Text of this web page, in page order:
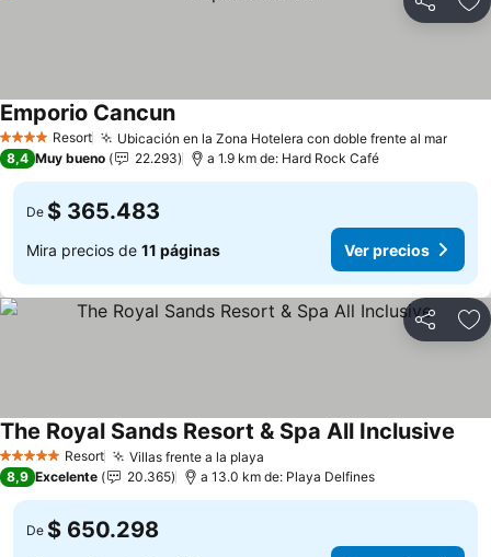
Compartir
4 EstrellasResort Ubicación en la Zona Hotelera con doble frente al marVer
Emporio CancunVer precios
8,4 Muy bueno 22.293 a 1.9 km de: Hard Rock Café
De $ 365.483
Mira precios de 11 páginas Ver precios
Compartir
5 Estrellas Resort Villas frente a la playa
The Royal Sands Resort & Spa All Inclusive
8,9 Excelente 20.365 a 13.0 km de: Playa Delfines
De $ 650.298